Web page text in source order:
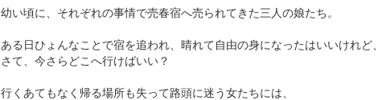
幼い頃に、それぞれの事情で売春宿へ売られてきた三人の娘たち。
ある日ひょんなことで宿を追われ、晴れて自由の身になったはいいけれど、
さて、今さらどこへ行けばいい？
行くあてもなく帰る場所も失って路頭に迷う女たちには、